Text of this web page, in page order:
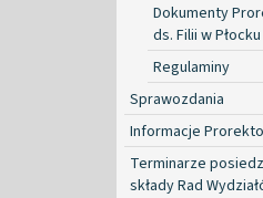
Dokumenty
ds. Filii w Płocku
Regulaminy
Sprawozdania
Informacje
Terminarze
składy Rad